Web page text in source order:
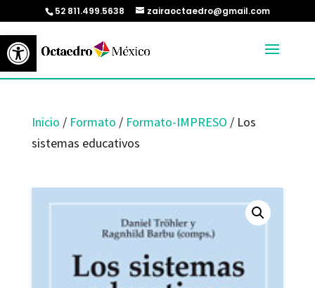
Abrir barra de herramientas
52 811.499.5638 zairaoctaedro@gmail.com
Inicio / Formato / Formato-IMPRESO / Los
sistemas educativos